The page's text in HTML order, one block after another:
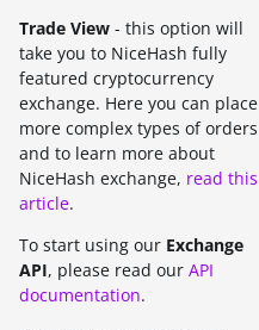
Trade View - this option will
take you to NiceHash fully
featured cryptocurrency
exchange. Here you can place
more complex types of orders
and to learn more about
NiceHash exchange, read this
article.
To start using our Exchange
API, please read our API
documentation.